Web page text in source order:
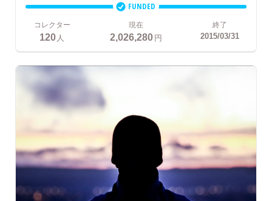
FUNDED
コレクター
120 人
現在
2,026,280円
終了
2015/03/31